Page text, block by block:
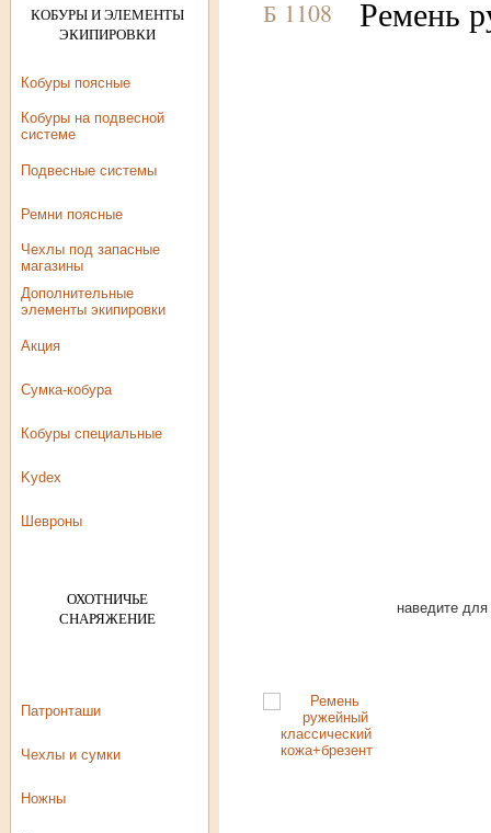
Б 1108 Ремень
наведите
КОБУРЫ И ЭЛЕМЕНТЫ
ЭКИПИРОВКИ
Кобуры поясные
Кобуры на подвесной
системе
Подвесные системы
Ремни поясные
Чехлы под запасные
магазины
Дополнительные
элементы экипировки
Акция
Сумка-кобура
Кобуры специальные
Kydex
Шевроны
ОХОТНИЧЬЕ
СНАРЯЖЕНИЕ
Патронташи
Чехлы и сумки
Ножны